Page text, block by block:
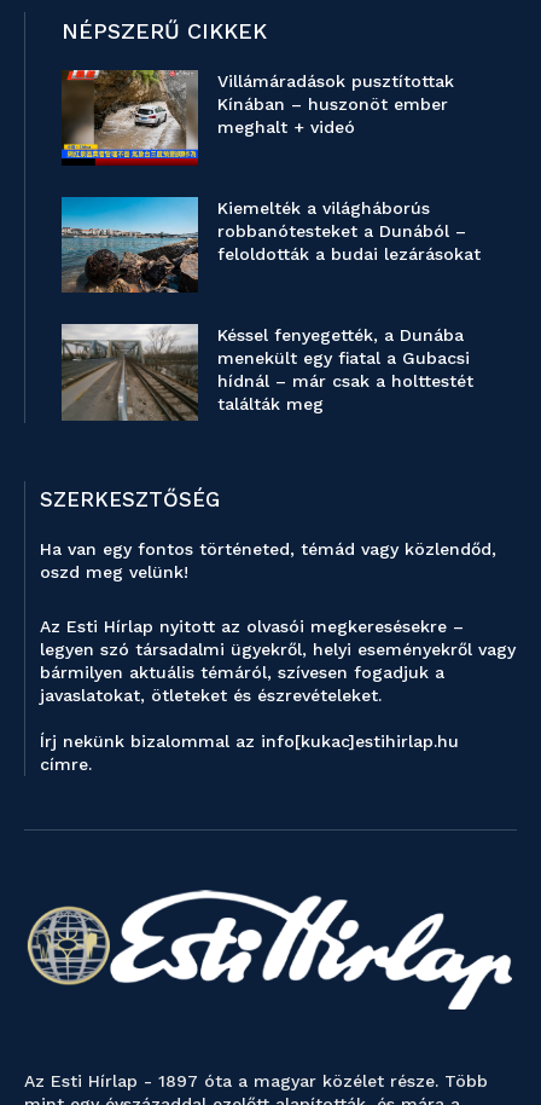
NÉPSZERŰ CIKKEK
Villámáradások pusztítottak
Kínában – huszonöt ember
meghalt + videó
Kiemelték a világháborús
robbanótesteket a Dunából –
feloldották a budai lezárásokat
Késsel fenyegették, a Dunába
menekült egy fiatal a Gubacsi
hídnál – már csak a holttestét
találták meg
SZERKESZTŐSÉG
Ha van egy fontos történeted, témád vagy közlendőd,
oszd meg velünk!
Az Esti Hírlap nyitott az olvasói megkeresésekre –
legyen szó társadalmi ügyekről, helyi eseményekről vagy
bármilyen aktuális témáról, szívesen fogadjuk a
javaslatokat, ötleteket és észrevételeket.
Írj nekünk bizalommal az info[kukac]estihirlap.hu
címre.
Az Esti Hírlap - 1897 óta a magyar közélet része. Több